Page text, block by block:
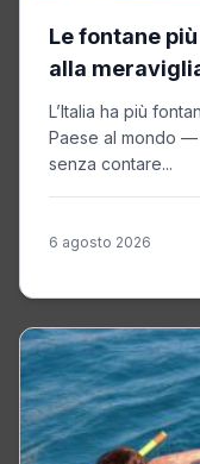
Le fontane
alla
L’Italia ha più
Paese al mondo —
senza contare...
6 agosto 2026